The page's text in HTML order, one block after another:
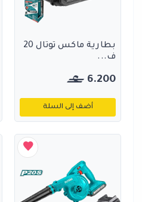
بطارية ماكس توتال 20
ف...
6.200
أضف إلى السلة